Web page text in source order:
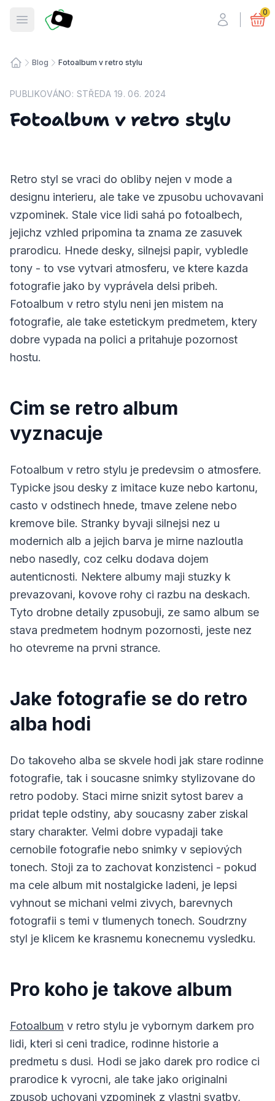
Otevřít menu
Fotosmart 0
Blog Fotoalbum v retro stylu
PUBLIKOVÁNO: STŘEDA 19. 06. 2024
Fotoalbum v retro stylu
Retro styl se vraci do obliby nejen v mode a
designu interieru, ale take ve zpusobu uchovavani
vzpominek. Stale vice lidi sahá po fotoalbech,
jejichz vzhled pripomina ta znama ze zasuvek
prarodicu. Hnede desky, silnejsi papir, vybledle
tony - to vse vytvari atmosferu, ve ktere kazda
fotografie jako by vyprávela delsi pribeh.
Fotoalbum v retro stylu neni jen mistem na
fotografie, ale take estetickym predmetem, ktery
dobre vypada na polici a pritahuje pozornost
hostu.
Cim se retro album
vyznacuje
Fotoalbum v retro stylu je predevsim o atmosfere.
Typicke jsou desky z imitace kuze nebo kartonu,
casto v odstinech hnede, tmave zelene nebo
kremove bile. Stranky byvaji silnejsi nez u
modernich alb a jejich barva je mirne nazloutla
nebo nasedly, coz celku dodava dojem
autenticnosti. Nektere albumy maji stuzky k
prevazovani, kovove rohy ci razbu na deskach.
Tyto drobne detaily zpusobuji, ze samo album se
stava predmetem hodnym pozornosti, jeste nez
ho otevreme na prvni strance.
Jake fotografie se do retro
alba hodi
Do takoveho alba se skvele hodi jak stare rodinne
fotografie, tak i soucasne snimky stylizovane do
retro podoby. Staci mirne snizit sytost barev a
pridat teple odstiny, aby soucasny zaber ziskal
stary charakter. Velmi dobre vypadaji take
cernobile fotografie nebo snimky v sepiových
tonech. Stoji za to zachovat konzistenci - pokud
ma cele album mit nostalgicke ladeni, je lepsi
vyhnout se michani velmi zivych, barevnych
fotografii s temi v tlumenych tonech. Soudrzny
styl je klicem ke krasnemu konecnemu vysledku.
Pro koho je takove album
Fotoalbum v retro stylu je vybornym darkem pro
lidi, kteri si ceni tradice, rodinne historie a
predmetu s dusi. Hodi se jako darek pro rodice ci
prarodice k vyrocni, ale take jako originalni
zpusob uchovani vzpominek z vlastni svatby,